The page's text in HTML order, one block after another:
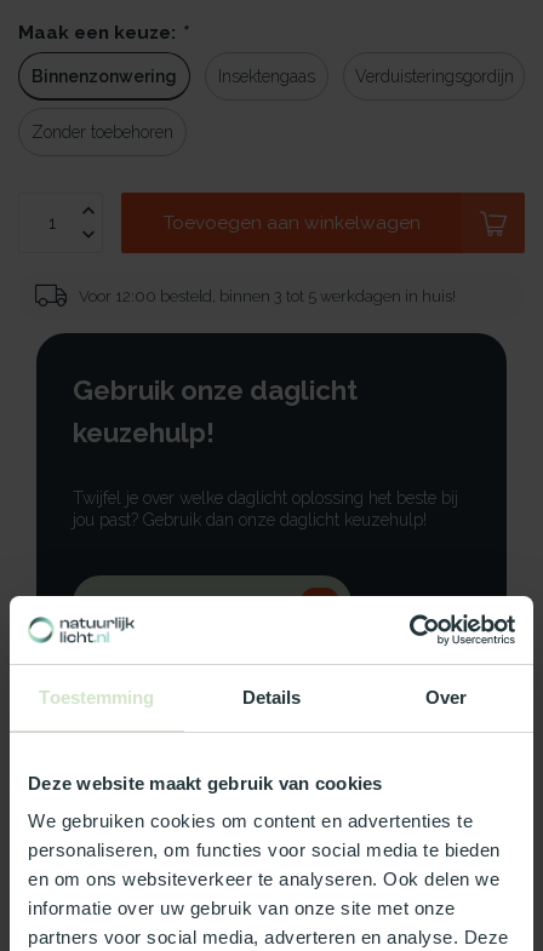
Toestemming Details Over
Deze website maakt gebruik van cookies
We gebruiken cookies om content en advertenties te
personaliseren, om functies voor social media te bieden
en om ons websiteverkeer te analyseren. Ook delen we
informatie over uw gebruik van onze site met onze
partners voor social media, adverteren en analyse. Deze
Maak een keuze: *
Binnenzonwering Insektengaas Verduisteringsgordijn
Zonder toebehoren
Toevoegen aan winkelwagen
Voor 12:00 besteld, binnen 3 tot 5 werkdagen in huis!
Gebruik onze daglicht
keuzehulp!
Twijfel je over welke daglicht oplossing het beste bij
jou past? Gebruik dan onze daglicht keuzehulp!
Neem contact op
Productomschrijving
Specificaties
Reviews